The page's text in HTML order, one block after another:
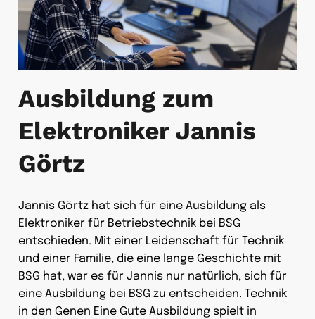
Ausbildung zum
Elektroniker Jannis
Görtz
Jannis Görtz hat sich für eine Ausbildung als
Elektroniker für Betriebstechnik bei BSG
entschieden. Mit einer Leidenschaft für Technik
und einer Familie, die eine lange Geschichte mit
BSG hat, war es für Jannis nur natürlich, sich für
eine Ausbildung bei BSG zu entscheiden. Technik
in den Genen Eine Gute Ausbildung spielt in